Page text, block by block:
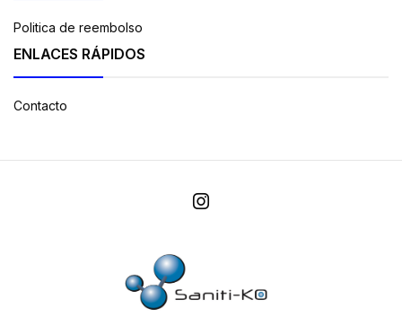
Politica de reembolso
ENLACES RÁPIDOS
Contacto